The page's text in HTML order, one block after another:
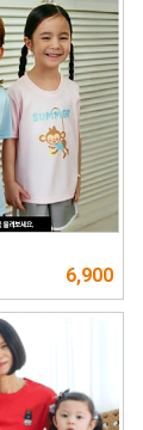
6,900